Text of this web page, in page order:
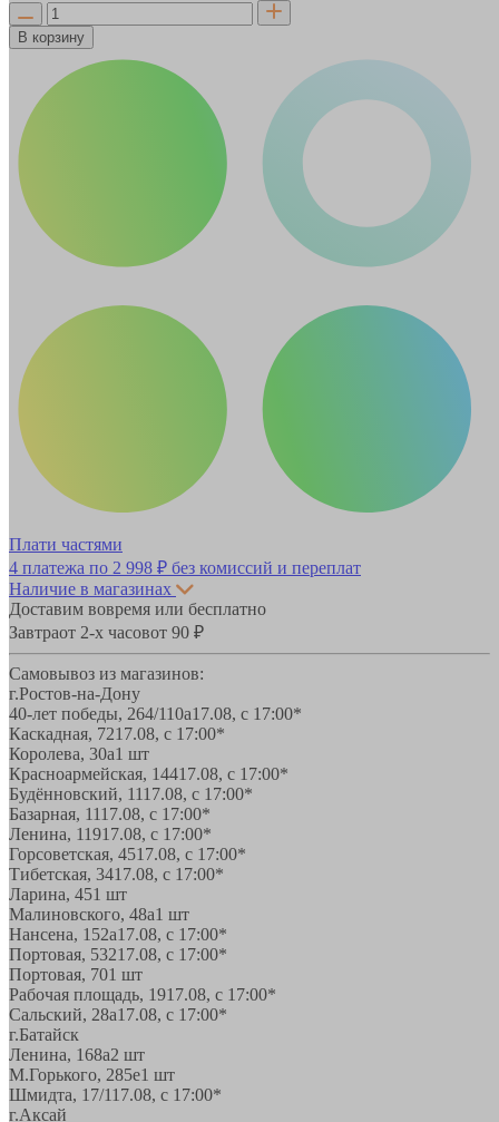
В корзину
Плати частями
4 платежа по 2 998 ₽ без комиссий и переплат
Наличие в магазинах
Доставим вовремя или бесплатно
Завтраот 2-х часовот 90 ₽
Самовывоз из магазинов:
г.Ростов-на-Дону
40-лет победы, 264/110а17.08, с 17:00*
Каскадная, 7217.08, с 17:00*
Королева, 30а1 шт
Красноармейская, 14417.08, с 17:00*
Будённовский, 1117.08, с 17:00*
Базарная, 1117.08, с 17:00*
Ленина, 11917.08, с 17:00*
Горсоветская, 4517.08, с 17:00*
Тибетская, 3417.08, с 17:00*
Ларина, 451 шт
Малиновского, 48а1 шт
Нансена, 152а17.08, с 17:00*
Портовая, 53217.08, с 17:00*
Портовая, 701 шт
Рабочая площадь, 1917.08, с 17:00*
Сальский, 28a17.08, с 17:00*
г.Батайск
Ленина, 168а2 шт
М.Горького, 285е1 шт
Шмидта, 17/117.08, с 17:00*
г.Аксай